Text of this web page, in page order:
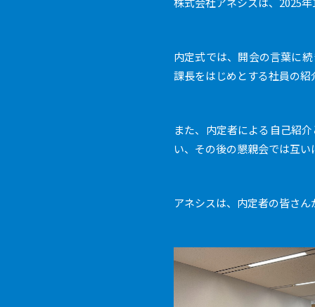
内定式では、開会の言葉に
課長をはじめとする社員の
また、内定者による自己紹
い、その後の懇親会では互
アネシスは、内定者の皆さ